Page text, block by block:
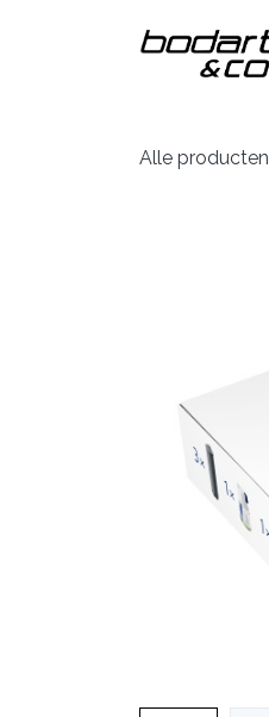
Alle producten